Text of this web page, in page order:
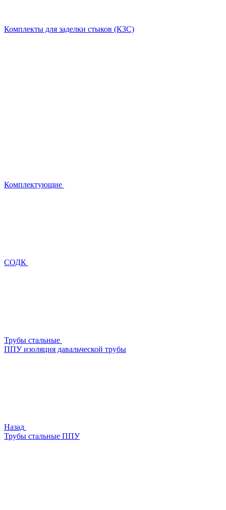
Комплекты для заделки стыков (КЗС)
Комплектующие
СОДК
Трубы стальные
ППУ изоляция давальческой трубы
Назад
Трубы стальные ППУ